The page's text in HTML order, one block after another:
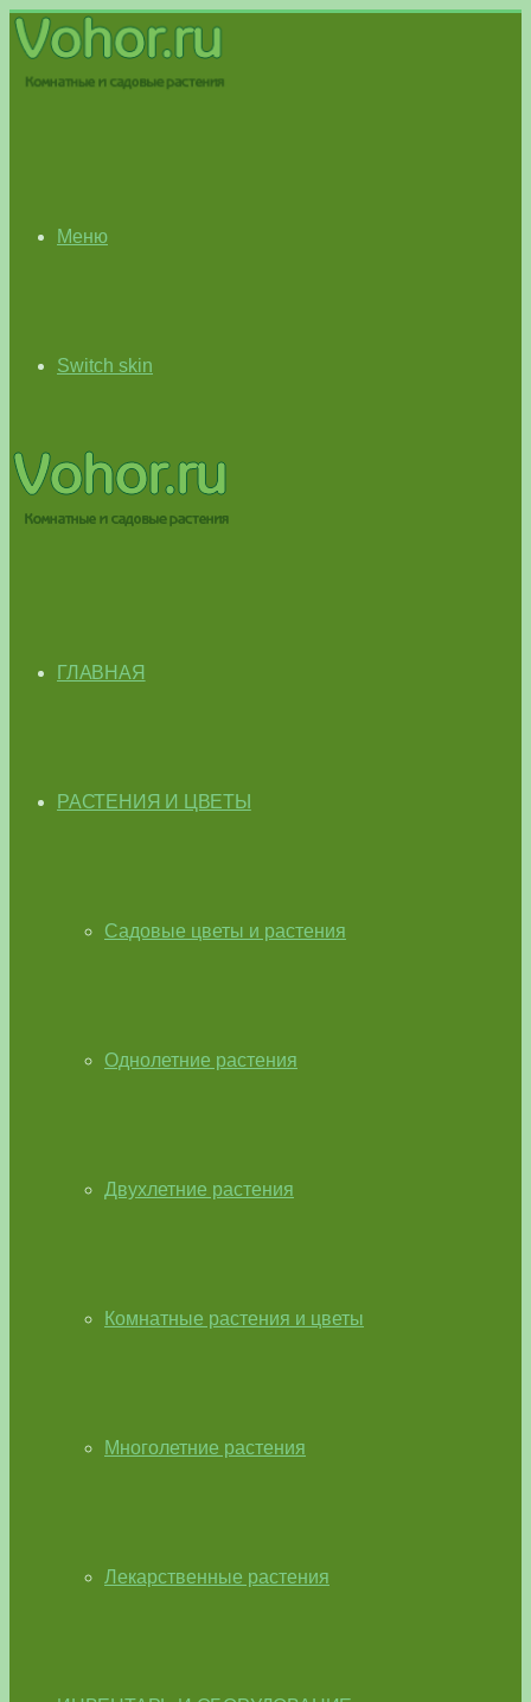
Меню
Switch skin
ГЛАВНАЯ
РАСТЕНИЯ И ЦВЕТЫ
Садовые цветы и растения
Однолетние растения
Двухлетние растения
Комнатные растения и цветы
Многолетние растения
Лекарственные растения